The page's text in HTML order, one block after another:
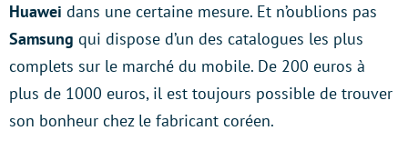
Huawei dans une certaine mesure. Et n’oublions pas
Samsung qui dispose d’un des catalogues les plus
complets sur le marché du mobile. De 200 euros à
plus de 1000 euros, il est toujours possible de trouver
son bonheur chez le fabricant coréen.